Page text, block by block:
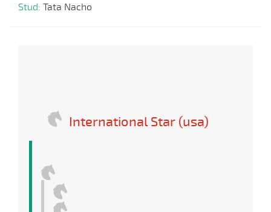
Stud: Tata Nacho
International Star (usa)